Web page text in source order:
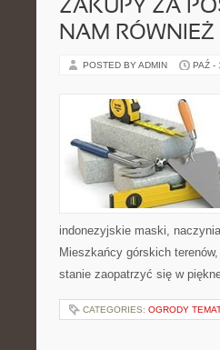
ZAKUPY ZA
NAM
POSTED BY ADMIN PAŹ -
indonezyjskie maski,
Mieszkańcy górskich
stanie zaopatrzyć się w
CATEGORIES: OGRODY